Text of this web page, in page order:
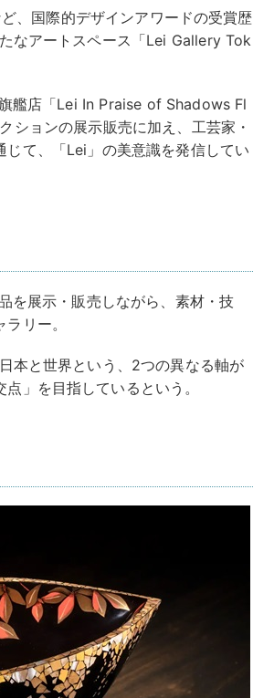
、国際的デザインアワードの受賞歴
なアートスペース「Lei Gallery Tok
艦店「Lei In Praise of Shadows Fl
ョンの展示販売に加え、工芸家・
て、「Lei」の美意識を発信してい
を展示・販売しながら、素材・技
リー。
本と世界という、2つの異なる軸が
」を目指しているという。